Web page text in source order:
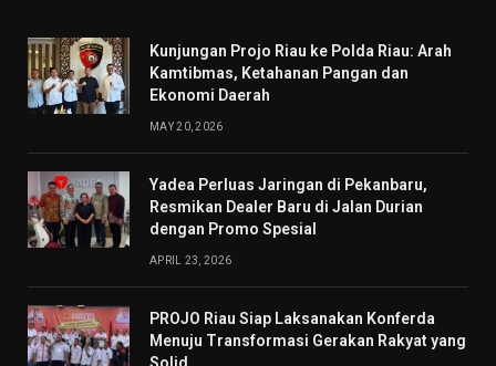
Kunjungan Projo Riau ke Polda Riau: Arah
Kamtibmas, Ketahanan Pangan dan
Ekonomi Daerah
MAY 20, 2026
Yadea Perluas Jaringan di Pekanbaru,
Resmikan Dealer Baru di Jalan Durian
dengan Promo Spesial
APRIL 23, 2026
PROJO Riau Siap Laksanakan Konferda
Menuju Transformasi Gerakan Rakyat yang